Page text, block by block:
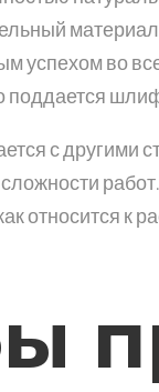
успехом во
поддается
с другими
относится к